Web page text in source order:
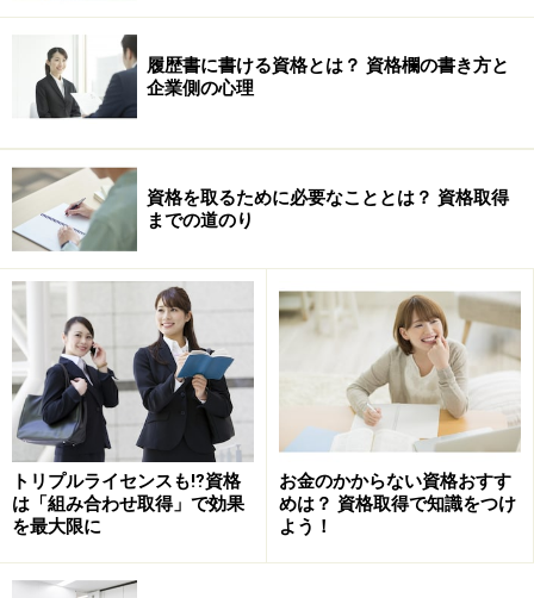
履歴書に書ける資格とは？ 資格欄の書き方と
企業側の心理
資格を取るために必要なこととは？ 資格取得
までの道のり
トリプルライセンスも⁉資格
は「組み合わせ取得」で効果
を最大限に
お金のかからない資格おすす
めは？ 資格取得で知識をつけ
よう！